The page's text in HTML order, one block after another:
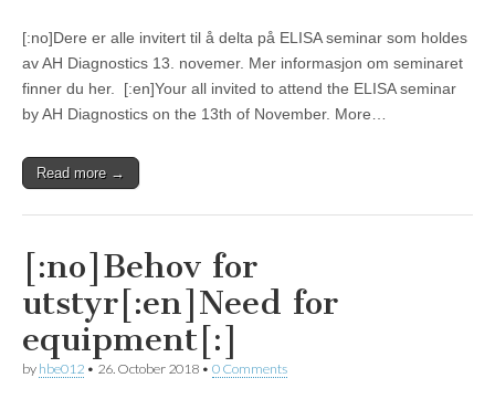
[:no]Dere er alle invitert til å delta på ELISA seminar som holdes
av AH Diagnostics 13. novemer. Mer informasjon om seminaret
finner du her. [:en]Your all invited to attend the ELISA seminar
by AH Diagnostics on the 13th of November. More…
Read more →
[:no]Behov for
utstyr[:en]Need for
equipment[:]
by hbe012 • 26. October 2018 • 0 Comments